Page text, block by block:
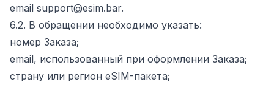
email support@esim.bar.
6.2. В обращении необходимо указать:
номер Заказа;
email, использованный при оформлении Заказа;
страну или регион eSIM-пакета;